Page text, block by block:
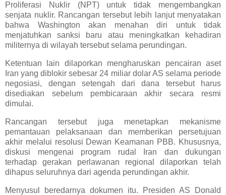
Proliferasi Nuklir (NPT) untuk tidak mengembangkan
senjata nuklir. Rancangan tersebut lebih lanjut menyatakan
bahwa Washington akan menahan diri untuk tidak
menjatuhkan sanksi baru atau meningkatkan kehadiran
militernya di wilayah tersebut selama perundingan.
Ketentuan lain dilaporkan mengharuskan pencairan aset
Iran yang diblokir sebesar 24 miliar dolar AS selama periode
negosiasi, dengan setengah dari dana tersebut harus
disediakan sebelum pembicaraan akhir secara resmi
dimulai.
Rancangan tersebut juga menetapkan mekanisme
pemantauan pelaksanaan dan memberikan persetujuan
akhir melalui resolusi Dewan Keamanan PBB. Khususnya,
diskusi mengenai program rudal Iran dan dukungan
terhadap gerakan perlawanan regional dilaporkan telah
dihapus seluruhnya dari agenda perundingan akhir.
Menyusul beredarnya dokumen itu. Presiden AS Donald